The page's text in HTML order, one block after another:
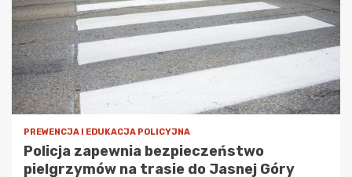
PREWENCJA I EDUKACJA POLICYJNA
Policja zapewnia bezpieczeństwo
pielgrzymów na trasie do Jasnej Góry